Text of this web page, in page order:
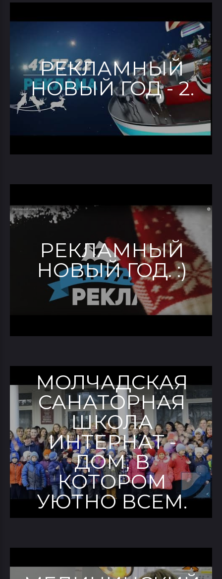
РЕКЛАМНЫЙ
НОВЫЙ ГОД - 2.
РЕКЛАМНЫЙ
НОВЫЙ ГОД. :)
МОЛЧАДСКАЯ
САНАТОРНАЯ
ШКОЛА
ИНТЕРНАТ -
ДОМ, В
КОТОРОМ
УЮТНО ВСЕМ.